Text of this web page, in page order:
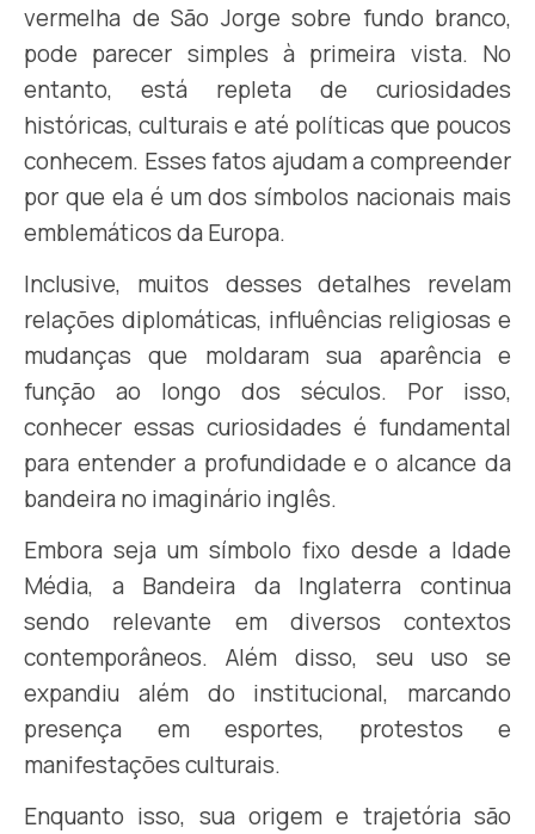
vermelha de São Jorge sobre fundo branco,
pode parecer simples à primeira vista. No
entanto, está repleta de curiosidades
históricas, culturais e até políticas que poucos
conhecem. Esses fatos ajudam a compreender
por que ela é um dos símbolos nacionais mais
emblemáticos da Europa.
Inclusive, muitos desses detalhes revelam
relações diplomáticas, influências religiosas e
mudanças que moldaram sua aparência e
função ao longo dos séculos. Por isso,
conhecer essas curiosidades é fundamental
para entender a profundidade e o alcance da
bandeira no imaginário inglês.
Embora seja um símbolo fixo desde a Idade
Média, a Bandeira da Inglaterra continua
sendo relevante em diversos contextos
contemporâneos. Além disso, seu uso se
expandiu além do institucional, marcando
presença em esportes, protestos e
manifestações culturais.
Enquanto isso, sua origem e trajetória são